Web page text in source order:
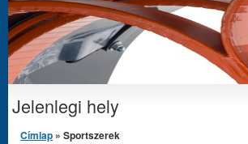
Jelenlegi hely
Címlap » Sportszerek